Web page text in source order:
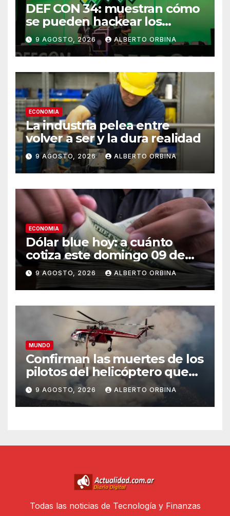
DEF CON 34: muestran cómo
se pueden hackear los
controles biométricos de
bancos y fintech de América
Latina
9 AGOSTO, 2026 ALBERTO ORBINA
ECONOMIA
La industria pelea entre
volver a ser y la dura realidad
9 AGOSTO, 2026 ALBERTO ORBINA
ECONOMIA
Dólar blue hoy: a cuánto
cotiza este domingo 09 de
agosto
9 AGOSTO, 2026 ALBERTO ORBINA
MUNDO
Confirman las muertes de los
pilotos del helicóptero que
quedó atrapado en medio
del incendio forestal, tras
estrellarse en Utah
9 AGOSTO, 2026 ALBERTO ORBINA
Todas las noticias de Tecnología y Finanzas